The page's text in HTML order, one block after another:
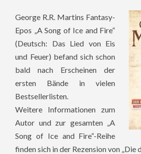
George R.R. Martins Fantasy-
Epos „A Song of Ice and Fire“
(Deutsch: Das Lied von Eis
und Feuer) befand sich schon
bald nach Erscheinen der
ersten Bände in vielen
Bestsellerlisten.
Weitere Informationen zum
Autor und zur gesamten „A
Song of Ice and Fire“-Reihe
finden sich in der Rezension von „Die